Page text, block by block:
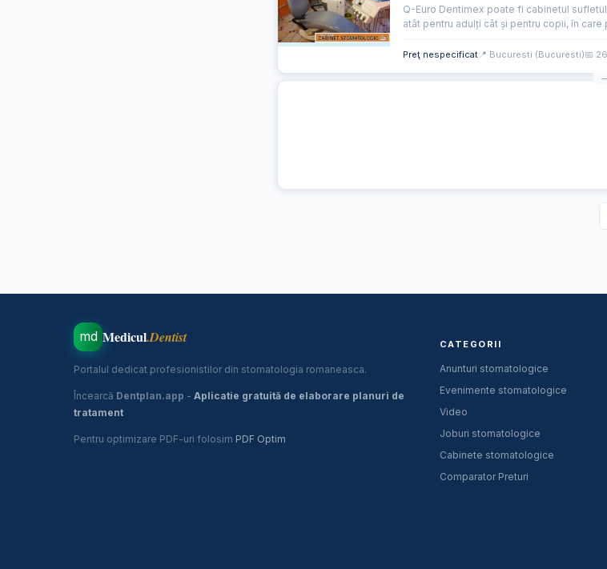
Q-Euro Dentimex poate fi cabinetul
atât pentru adulți cât și pentru copii, în care
Preţ nespecificat 📍 Bucuresti (Bucuresti)📅
md Medicul.Dentist
Portalul dedicat profesionistilor din stomatologia romaneasca.
Încearcă Dentplan.app - Aplicatie gratuită de elaborare planuri de
tratament
Pentru optimizare PDF-uri folosim PDF Optim
CATEGORII
Anunturi stomatologice
Evenimente stomatologice
Video
Joburi stomatologice
Cabinete stomatologice
Comparator Preturi